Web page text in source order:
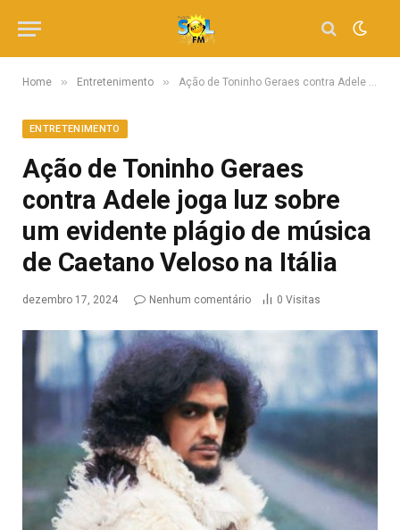
Home » Entretenimento » Ação de Toninho Geraes contra Adele joga luz sobre um evidente plágio de música de Caetano Veloso na Itália
ENTRETENIMENTO
Ação de Toninho Geraes
contra Adele joga luz sobre
um evidente plágio de música
de Caetano Veloso na Itália
dezembro 17, 2024 Nenhum comentário 0 Visitas